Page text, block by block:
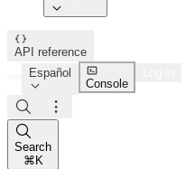


API reference
Español


Console



Search
⌘K